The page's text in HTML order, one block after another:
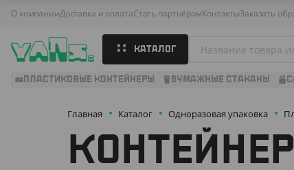
О компанииДоставка и оплатаСтать партнёромКонтактыЗаказать
КАТАЛОГ
ПЛАСТИКОВЫЕ КОНТЕЙНЕРЫ БУМАЖНЫЕ СТАКАНЫ
Главная Каталог Одноразовая упаковка